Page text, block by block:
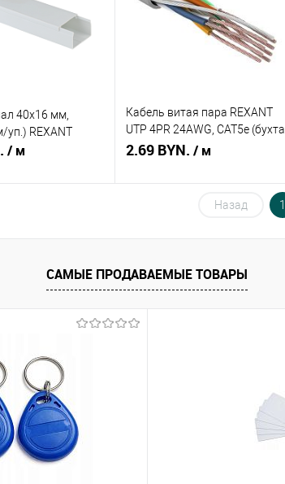
В наличии
В избранное
Недоступно
40х16 мм,
уп.) REXANT
/ м
В наличии
Кабель витая пара REXANT
UTP 4PR 24AWG, CAT5e (бухта
305 м).
2.69 BYN. / м
В избранное
Недоступно
Назад 1
САМЫЕ ПРОДАВАЕМЫЕ ТОВАРЫ